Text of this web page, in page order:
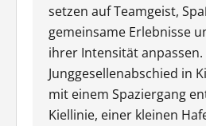
setzen auf Teamgeist,
gemeinsame Erlebnisse
ihrer Intensität
Junggesellenabschied in
mit einem Spaziergang
Kiellinie, einer kleinen